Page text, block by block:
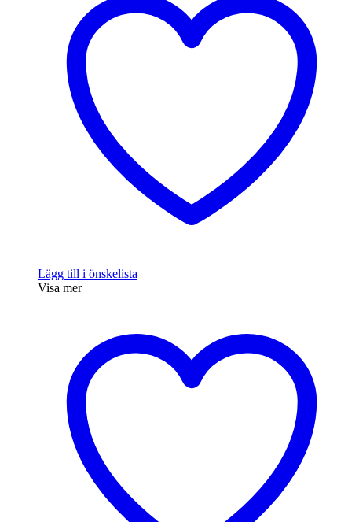
Lägg till i önskelista
Visa mer